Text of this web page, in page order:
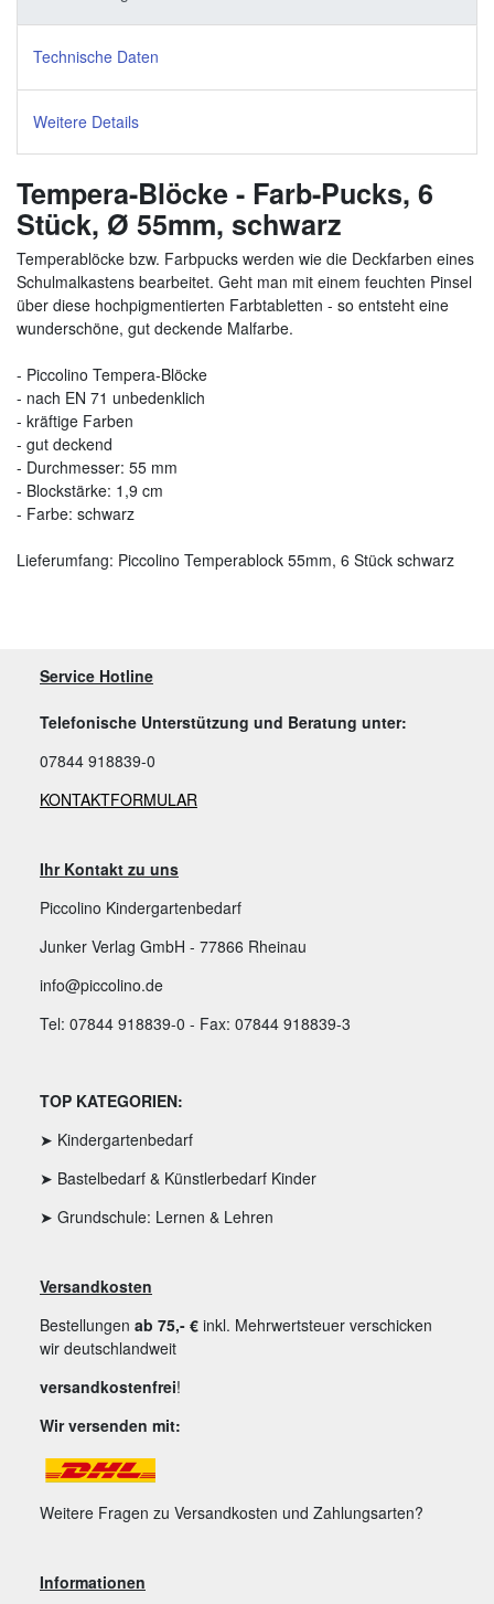
Technische Daten
Weitere Details
Tempera-Blöcke - Farb-Pucks, 6
Stück, Ø 55mm, schwarz
Temperablöcke bzw. Farbpucks werden wie die Deckfarben eines
Schulmalkastens bearbeitet. Geht man mit einem feuchten Pinsel
über diese hochpigmentierten Farbtabletten - so entsteht eine
wunderschöne, gut deckende Malfarbe.
- Piccolino Tempera-Blöcke
- nach EN 71 unbedenklich
- kräftige Farben
- gut deckend
- Durchmesser: 55 mm
- Blockstärke: 1,9 cm
- Farbe: schwarz
Lieferumfang: Piccolino Temperablock 55mm, 6 Stück schwarz
Service Hotline
Telefonische Unterstützung und Beratung unter:
07844 918839-0
KONTAKTFORMULAR
Ihr Kontakt zu uns
Piccolino Kindergartenbedarf
Junker Verlag GmbH - 77866 Rheinau
info@piccolino.de
Tel: 07844 918839-0 - Fax: 07844 918839-3
TOP KATEGORIEN:
➤ Kindergartenbedarf
➤ Bastelbedarf & Künstlerbedarf Kinder
➤ Grundschule: Lernen & Lehren
Versandkosten
Bestellungen ab 75,- € inkl. Mehrwertsteuer verschicken
wir deutschlandweit
versandkostenfrei!
Wir versenden mit:
Weitere Fragen zu Versandkosten und Zahlungsarten?
Informationen